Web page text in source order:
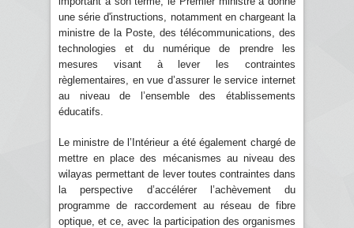
une série d'instructions, notamment en chargeant la
ministre de la Poste, des télécommunications, des
technologies et du numérique de prendre les
mesures visant à lever les contraintes
règlementaires, en vue d’assurer le service internet
au niveau de l’ensemble des établissements
éducatifs.
Le ministre de l’Intérieur a été également chargé de
mettre en place des mécanismes au niveau des
wilayas permettant de lever toutes contraintes dans
la perspective d’accélérer l’achèvement du
programme de raccordement au réseau de fibre
optique, et ce, avec la participation des organismes